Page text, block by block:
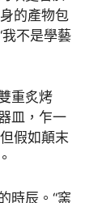
的產物包
不是學藝
重炙烤
皿，乍一
假如顛末
時辰。“窯